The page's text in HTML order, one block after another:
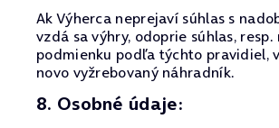
Ak Výherca neprejaví súhlas s
vzdá sa výhry, odoprie súhlas, resp.
podmienku podľa týchto pravidiel,
novo vyžrebovaný náhradník.
8. Osobné údaje: